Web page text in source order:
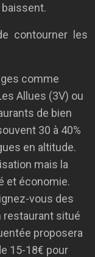
contourner les
comme
Allues (3V) ou
de bien
30 à 40%
en altitude.
mais la
et économie.
vous des
restaurant situé
proposera
15-18€ pour